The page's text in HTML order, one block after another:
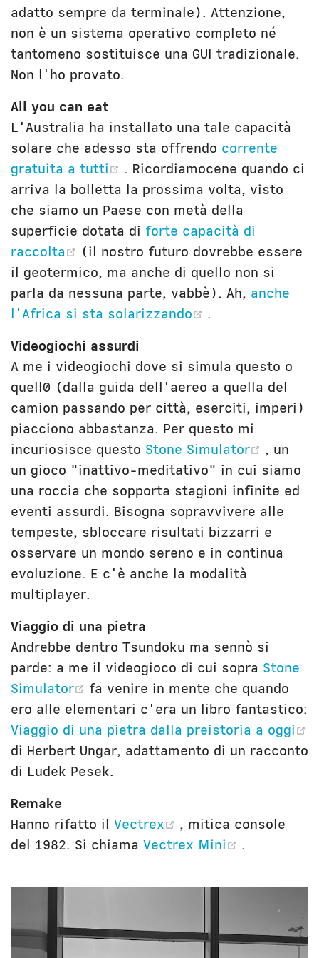
adatto sempre da terminale). Attenzione,
non è un sistema operativo completo né
tantomeno sostituisce una GUI tradizionale.
Non l'ho provato.
All you can eat
L'Australia ha installato una tale capacità
solare che adesso sta offrendo corrente
gratuita a tutti
(opens new window)
. Ricordiamocene quando ci
arriva la bolletta la prossima volta, visto
che siamo un Paese con metà della
superficie dotata di forte capacità di
raccolta
(opens new window)
(il nostro futuro dovrebbe essere
il geotermico, ma anche di quello non si
parla da nessuna parte, vabbè). Ah, anche
l'Africa si sta solarizzando
(opens new
.
Videogiochi assurdi
A me i videogiochi dove si simula questo o
quell0 (dalla guida dell'aereo a quella del
camion passando per città, eserciti, imperi)
piacciono abbastanza. Per questo mi
incuriosisce questo Stone Simulator (opens
, un
un gioco "inattivo-meditativo" in cui siamo
una roccia che sopporta stagioni infinite ed
eventi assurdi. Bisogna sopravvivere alle
tempeste, sbloccare risultati bizzarri e
osservare un mondo sereno e in continua
evoluzione. E c'è anche la modalità
multiplayer.
Viaggio di una pietra
Andrebbe dentro Tsundoku ma sennò si
parde: a me il videogioco di cui sopra Stone
Simulator
(opens new window)
fa venire in mente che quando
ero alle elementari c'era un libro fantastico:
Viaggio di una pietra dalla preistoria a oggi
(opens new window)
di Herbert Ungar, adattamento di un racconto
di Ludek Pesek.
Remake
Hanno rifatto il Vectrex (opens new
, mitica console
del 1982. Si chiama Vectrex Mini (opens
.